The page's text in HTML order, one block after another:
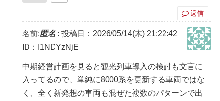
返信
名前:匿名: 投稿日：2026/05/14(木) 21:22:42
ID：I1NDYzNjE
中期経営計画を見ると観光列車導入の検討も文言に
入ってるので、単純に8000系を更新する車両ではな
く、全く新発想の車両も混ぜた複数のパターンで出